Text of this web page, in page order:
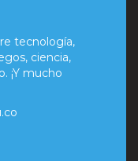
tecnología,
ciencia,
¡Y mucho